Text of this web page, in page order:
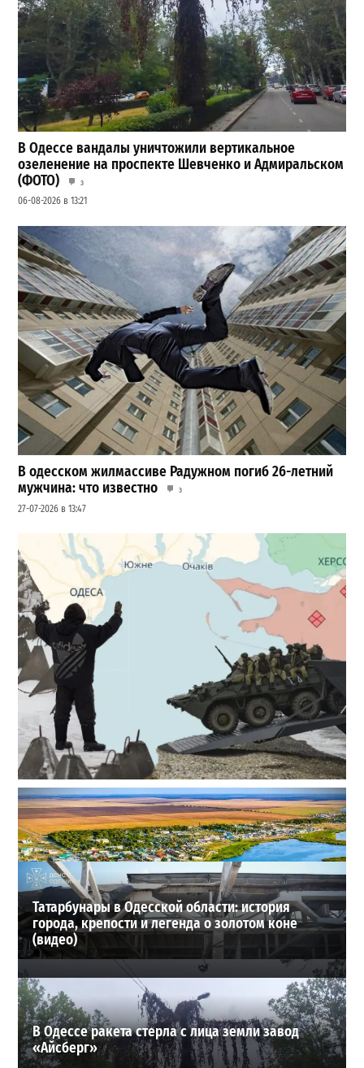
В Одессе вандалы уничтожили вертикальное
озеленение на проспекте Шевченко и Адмиральском
(ФОТО)
3
06-08-2026 в 13:21
В одесском жилмассиве Радужном погиб 26-летний
мужчина: что известно
3
27-07-2026 в 13:47
Полковник ВСУ рассказал, выдержит ли Одесса
новое наступление
2
27-07-2026 в 11:19
ВИБОР РЕДАКЦИИ
Татарбунары в Одесской области: история
города, крепости и легенда о золотом коне
(видео)
В Одессе ракета стерла с лица земли завод
«Айсберг»